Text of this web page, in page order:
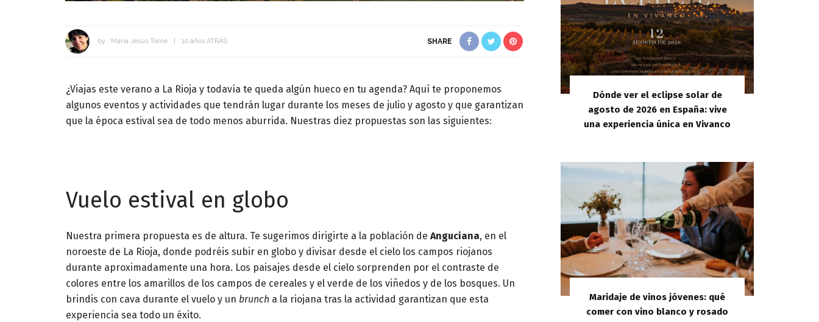
by : María Jesús Tomé 10 años ATRÁS SHARE
¿Viajas este verano a La Rioja y todavía te queda algún hueco en tu agenda? Aquí te proponemos
algunos eventos y actividades que tendrán lugar durante los meses de julio y agosto y que garantizan
que la época estival sea de todo menos aburrida. Nuestras diez propuestas son las siguientes:
Vuelo estival en globo
Nuestra primera propuesta es de altura. Te sugerimos dirigirte a la población de Anguciana, en el
noroeste de La Rioja, donde podréis subir en globo y divisar desde el cielo los campos riojanos
durante aproximadamente una hora. Los paisajes desde el cielo sorprenden por el contraste de
colores entre los amarillos de los campos de cereales y el verde de los viñedos y de los bosques. Un
brindis con cava durante el vuelo y un brunch a la riojana tras la actividad garantizan que esta
experiencia sea todo un éxito.
Dónde ver el eclipse solar de
agosto de 2026 en España: vive
una experiencia única en Vivanco
Maridaje de vinos jóvenes: qué
comer con vino blanco y rosado